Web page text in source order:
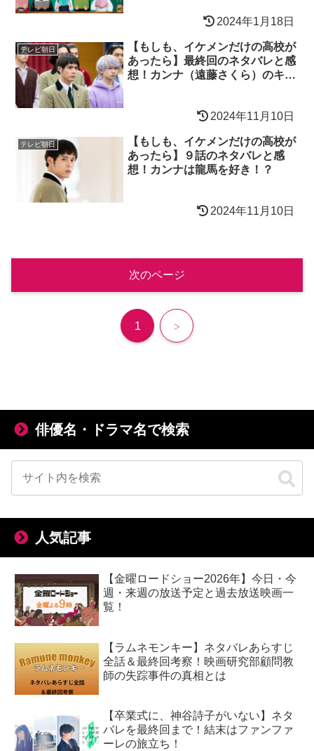
2024年1月18日
テレビ朝日
【もしも、イケメンだけの高校が
あったら】最終回のネタバレと感
想！カンナ（遠藤さくら）のキス
2024年11月10日
テレビ朝日
【もしも、イケメンだけの高校が
あったら】９話のネタバレと感
想！カンナは龍馬を好き！？
2024年11月10日
次のページ
1 次
俳優名・ドラマ名で検索
人気記事
【金曜ロードショー2026年】今日・今
週・来週の放送予定と過去放送映画一
覧！
【ラムネモンキー】ネタバレあらすじ
全話＆最終回考察！映画研究部顧問教
師の失踪事件の真相とは
【卒業式に、神谷詩子がいない】ネタ
バレを最終回まで！結末はファンファ
ーレの旅立ち！